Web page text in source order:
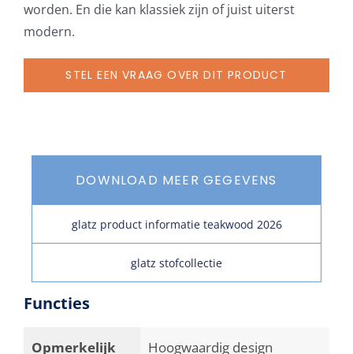
worden. En die kan klassiek zijn of juist uiterst
modern.
STEL EEN VRAAG OVER DIT PRODUCT
DOWNLOAD MEER GEGEVENS
glatz product informatie teakwood 2026
glatz stofcollectie
Functies
Opmerkelijk Hoogwaardig design